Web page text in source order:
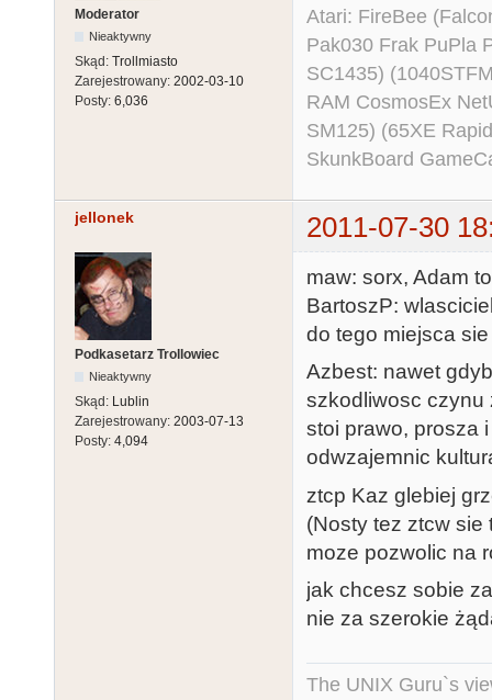
Moderator
Nieaktywny
Skąd: Trollmiasto
Zarejestrowany: 2002-03-10
Posty: 6,036
Atari: FireBee
Pak030 Frak PuPla
SC1435)
RAM CosmosEx
SM125) (65XE
SkunkBoard
jellonek 2011-07-30
Podkasetarz Trollowiec
Nieaktywny
Skąd: Lublin
Zarejestrowany: 2003-07-13
Posty: 4,094
maw: sorx, Adam
BartoszP:
do tego miejsca
Azbest: nawet
szkodliwosc czynu
stoi prawo, prosza
odwzajemnic
ztcp Kaz glebiej
(Nosty tez ztcw sie
moze pozwolic na
jak chcesz sobie
nie za szerokie
The UNIX Guru`s